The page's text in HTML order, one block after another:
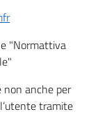
"Normattiva
non anche per
tramite